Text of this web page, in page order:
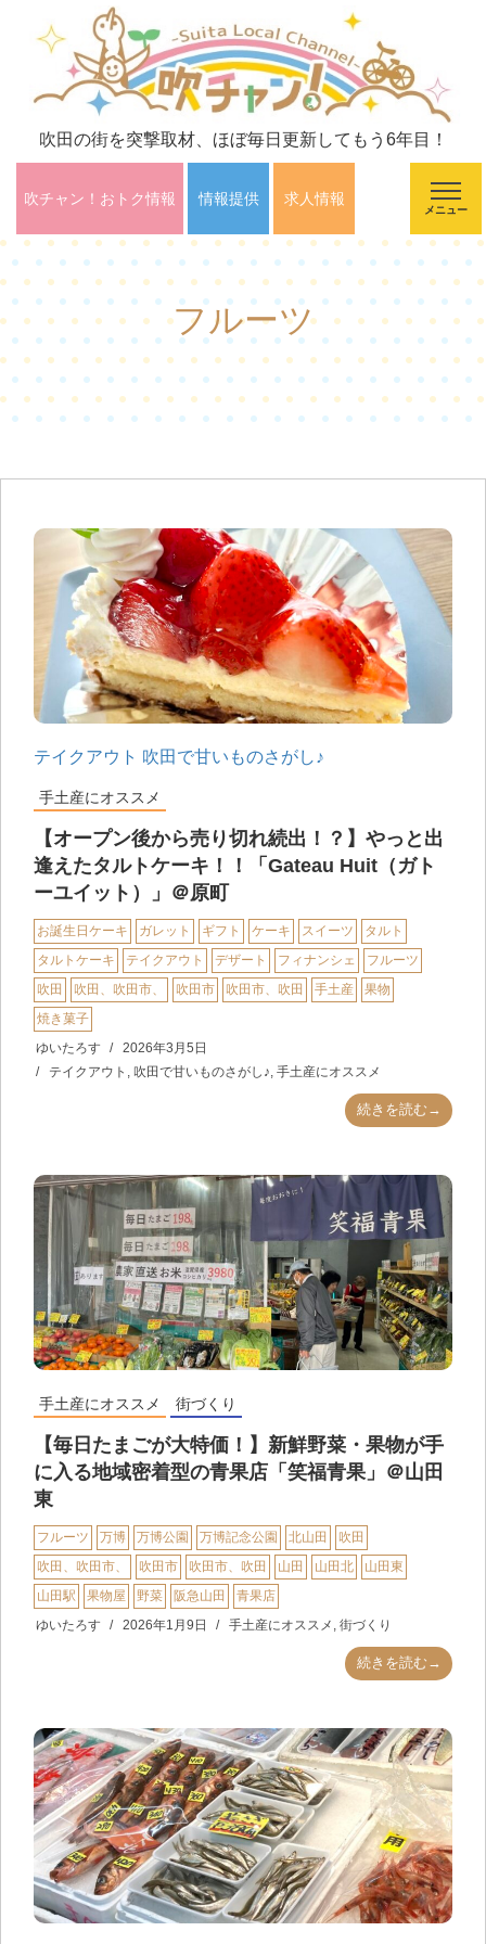
吹田の街を突撃取材、ほぼ毎日更新してもう6年目！
吹チャン！おトク情報 情報提供 求人情報
メニュー
フルーツ
テイクアウト 吹田で甘いものさがし♪
手土産にオススメ
【オープン後から売り切れ続出！？】やっと出
逢えたタルトケーキ！！「Gateau Huit（ガト
ーユイット）」＠原町
お誕生日ケーキ ガレット ギフト ケーキ スイーツ
タルト
タルトケーキ
テイクアウト デザート フィナンシェ
フルーツ
吹田
吹田、吹田市、 吹田市 吹田市、吹田 手土産
果物
焼き菓子
ゆいたろす
2026年3月5日
テイクアウト
吹田で甘いものさがし♪ 手土産にオススメ
続きを読む→
手土産にオススメ 街づくり
【毎日たまごが大特価！】新鮮野菜・果物が手
に入る地域密着型の青果店「笑福青果」＠山田
東
フルーツ 万博 万博公園 万博記念公園 北山田
吹田
吹田、吹田市、
吹田市 吹田市、吹田 山田 山田北
山田東
山田駅
果物屋 野菜 阪急山田
青果店
ゆいたろす
2026年1月9日 手土産にオススメ 街づくり
続きを読む→